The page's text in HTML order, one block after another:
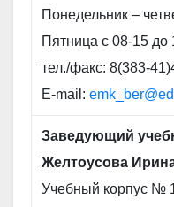
Понедельник –
Пятница с 08-15 до
тел./факс: 8(383-
E-mail:
Заведующий
Желтоусова
Учебный корпус №